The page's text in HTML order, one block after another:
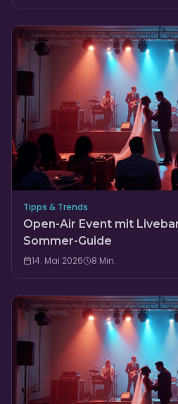
Tipps & Trends
Open-Air Event mit
Sommer-Guide
14. Mai 2026 8 Min.